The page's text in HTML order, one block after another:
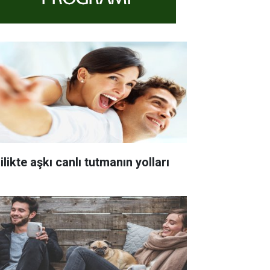
aşkı canlı tutmanın yolları